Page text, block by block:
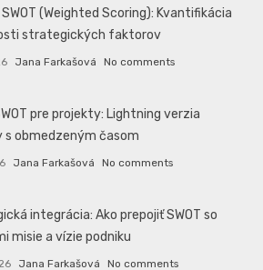
(Weighted Scoring): Kvantifikácia
strategických faktorov
Jana Farkašová No comments
pre projekty: Lightning verzia
s obmedzeným časom
Jana Farkašová No comments
integrácia: Ako prepojiť SWOT so
misie a vízie podniku
Jana Farkašová No comments